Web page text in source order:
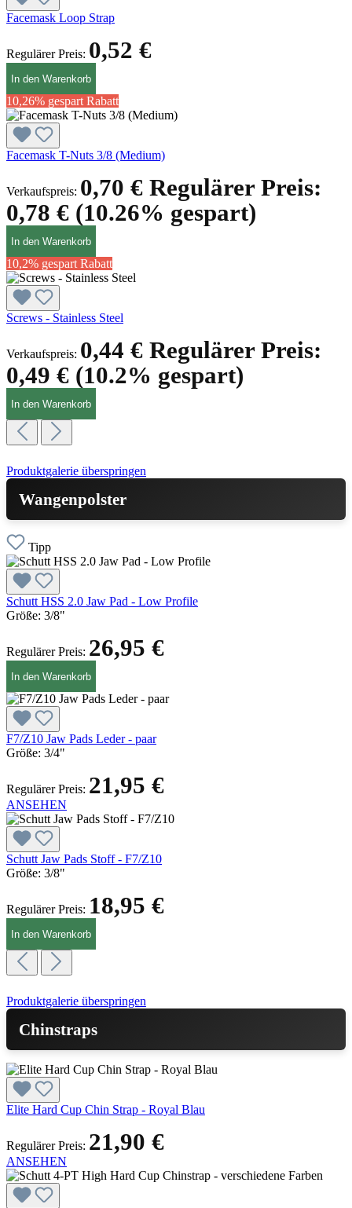
Facemask Loop Strap
Regulärer Preis: 0,52 €
In den Warenkorb
10,26% gespart Rabatt
Facemask T-Nuts 3/8 (Medium)
Verkaufspreis: 0,70 € Regulärer Preis:
0,78 € (10.26% gespart)
In den Warenkorb
10,2% gespart Rabatt
Screws - Stainless Steel
Verkaufspreis: 0,44 € Regulärer Preis:
0,49 € (10.2% gespart)
In den Warenkorb
Produktgalerie überspringen
Wangenpolster
Tipp
Schutt HSS 2.0 Jaw Pad - Low Profile
Größe: 3/8"
Regulärer Preis: 26,95 €
In den Warenkorb
F7/Z10 Jaw Pads Leder - paar
Größe: 3/4"
Regulärer Preis: 21,95 €
ANSEHEN
Schutt Jaw Pads Stoff - F7/Z10
Größe: 3/8"
Regulärer Preis: 18,95 €
In den Warenkorb
Produktgalerie überspringen
Chinstraps
Elite Hard Cup Chin Strap - Royal Blau
Regulärer Preis: 21,90 €
ANSEHEN